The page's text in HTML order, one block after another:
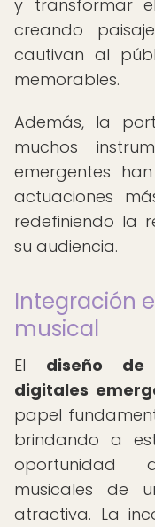
y transformar
creando
cautivan al
memorables.
Además, la
muchos
emergentes
actuaciones
redefiniendo la
su audiencia.
Integración
musical
El diseño de
digitales
papel
brindando a
oportunidad
musicales de
atractiva. La